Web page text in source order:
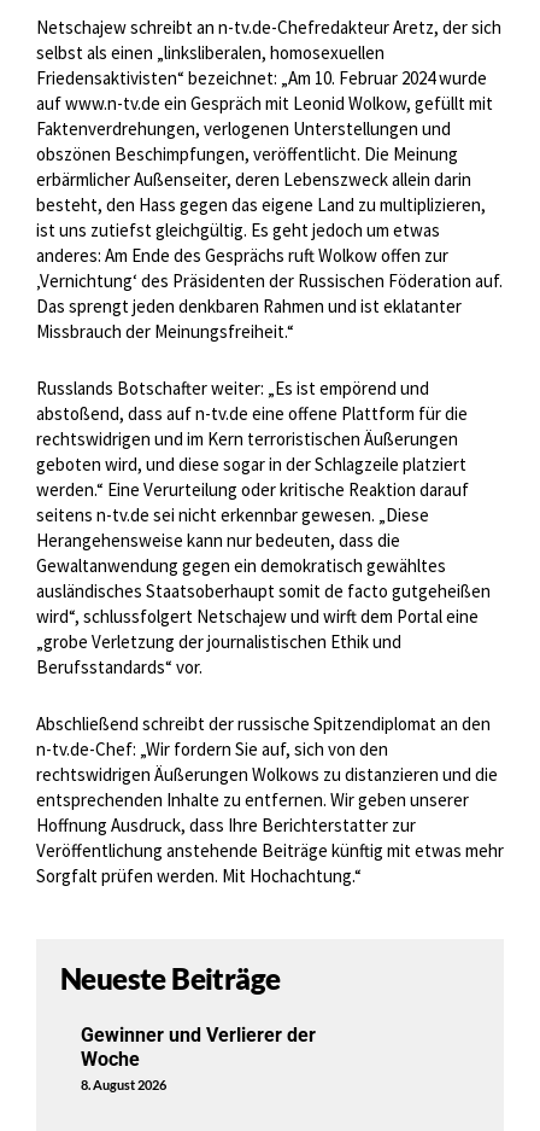
Netschajew schreibt an n-tv.de-Chefredakteur Aretz, der sich
selbst als einen „linksliberalen, homosexuellen
Friedensaktivisten“ bezeichnet: „Am 10. Februar 2024 wurde
auf www.n-tv.de ein Gespräch mit Leonid Wolkow, gefüllt mit
Faktenverdrehungen, verlogenen Unterstellungen und
obszönen Beschimpfungen, veröffentlicht. Die Meinung
erbärmlicher Außenseiter, deren Lebenszweck allein darin
besteht, den Hass gegen das eigene Land zu multiplizieren,
ist uns zutiefst gleichgültig. Es geht jedoch um etwas
anderes: Am Ende des Gesprächs ruft Wolkow offen zur
‚Vernichtung‘ des Präsidenten der Russischen Föderation auf.
Das sprengt jeden denkbaren Rahmen und ist eklatanter
Missbrauch der Meinungsfreiheit.“
Russlands Botschafter weiter: „Es ist empörend und
abstoßend, dass auf n-tv.de eine offene Plattform für die
rechtswidrigen und im Kern terroristischen Äußerungen
geboten wird, und diese sogar in der Schlagzeile platziert
werden.“ Eine Verurteilung oder kritische Reaktion darauf
seitens n-tv.de sei nicht erkennbar gewesen. „Diese
Herangehensweise kann nur bedeuten, dass die
Gewaltanwendung gegen ein demokratisch gewähltes
ausländisches Staatsoberhaupt somit de facto gutgeheißen
wird“, schlussfolgert Netschajew und wirft dem Portal eine
„grobe Verletzung der journalistischen Ethik und
Berufsstandards“ vor.
Abschließend schreibt der russische Spitzendiplomat an den
n-tv.de-Chef: „Wir fordern Sie auf, sich von den
rechtswidrigen Äußerungen Wolkows zu distanzieren und die
entsprechenden Inhalte zu entfernen. Wir geben unserer
Hoffnung Ausdruck, dass Ihre Berichterstatter zur
Veröffentlichung anstehende Beiträge künftig mit etwas mehr
Sorgfalt prüfen werden. Mit Hochachtung.“
Neueste Beiträge
Gewinner und Verlierer der
Woche
8. August 2026